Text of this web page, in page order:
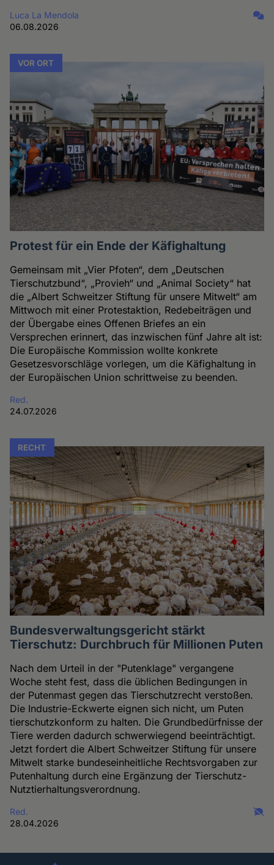
Luca La Mendola
06.08.2026
VOR ORT
Protest für ein Ende der Käfighaltung
Gemeinsam mit „Vier Pfoten“, dem „Deutschen
Tierschutzbund“, „Provieh“ und „Animal Society“ hat
die „Albert Schweitzer Stiftung für unsere Mitwelt“ am
Mittwoch mit einer Protestaktion, Redebeiträgen und
der Übergabe eines Offenen Briefes an ein
Versprechen erinnert, das inzwischen fünf Jahre alt ist:
Die Europäische Kommission wollte konkrete
Gesetzesvorschläge vorlegen, um die Käfighaltung in
der Europäischen Union schrittweise zu beenden.
Red.
24.07.2026
RECHT
Bundesverwaltungsgericht stärkt
Tierschutz: Durchbruch für Millionen Puten
Nach dem Urteil in der "Putenklage" vergangene
Woche steht fest, dass die üblichen Bedingungen in
der Putenmast gegen das Tierschutzrecht verstoßen.
Die Industrie-Eckwerte eignen sich nicht, um Puten
tierschutzkonform zu halten. Die Grundbedürfnisse der
Tiere werden dadurch schwerwiegend beeinträchtigt.
Jetzt fordert die Albert Schweitzer Stiftung für unsere
Mitwelt starke bundeseinheitliche Rechtsvorgaben zur
Putenhaltung durch eine Ergänzung der Tierschutz-
Nutztierhaltungsverordnung.
Red.
28.04.2026